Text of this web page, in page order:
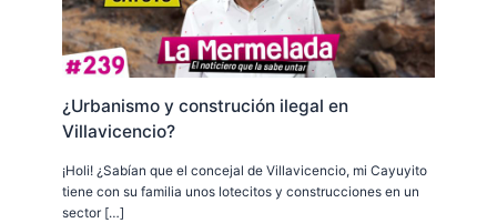
¿Urbanismo y construción ilegal en
Villavicencio?
¡Holi! ¿Sabían que el concejal de Villavicencio, mi Cayuyito
tiene con su familia unos lotecitos y construcciones en un
sector […]